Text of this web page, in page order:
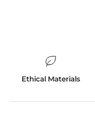
Ethical Materials